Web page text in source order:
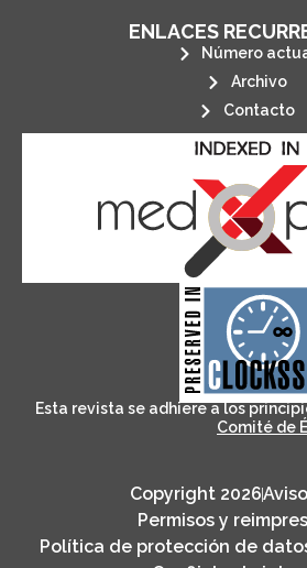
ENLACES
Número
Archivo
Contacto
CLOCKSS is a dak archive that
ensures the long-term survival
of web-based scholary
publications, governed by and for
its stakeholders.
Esta revista se adhiere a los
Comité de
Copyright 2026
Permisos y
Política de protección de